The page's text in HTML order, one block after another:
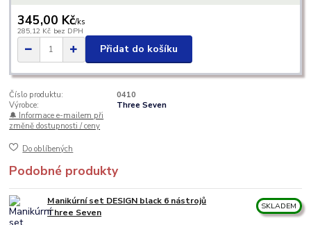
345,00 Kč/ks
285,12 Kč bez DPH
Přidat do košíku
Číslo produktu:
0410
Výrobce:
Three Seven
🔔 Informace e-mailem při
změně dostupnosti / ceny
Do oblíbených
Podobné produkty
Manikúrní set DESIGN black 6 nástrojů
Three Seven
SKLADEM